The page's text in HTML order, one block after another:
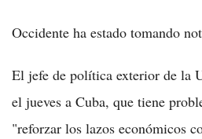
Occidente ha estado tomando
El jefe de política exterior de la
el jueves a Cuba, que tiene
"reforzar los lazos económicos